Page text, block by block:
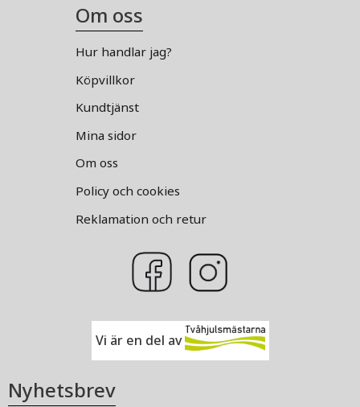
Om oss
Hur handlar jag?
Köpvillkor
Kundtjänst
Mina sidor
Om oss
Policy och cookies
Reklamation och retur
Vi är en del av
Nyhetsbrev